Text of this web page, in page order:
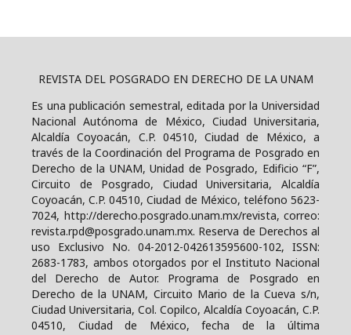
REVISTA DEL POSGRADO EN DERECHO DE LA UNAM
Es una publicación semestral, editada por la Universidad
Nacional Autónoma de México, Ciudad Universitaria,
Alcaldía Coyoacán, C.P. 04510, Ciudad de México, a
través de la Coordinación del Programa de Posgrado en
Derecho de la UNAM, Unidad de Posgrado, Edificio “F”,
Circuito de Posgrado, Ciudad Universitaria, Alcaldía
Coyoacán, C.P. 04510, Ciudad de México, teléfono 5623-
7024, http://derecho.posgrado.unam.mx/revista, correo:
revista.rpd@posgrado.unam.mx. Reserva de Derechos al
uso Exclusivo No. 04-2012-042613595600-102, ISSN:
2683-1783, ambos otorgados por el Instituto Nacional
del Derecho de Autor. Programa de Posgrado en
Derecho de la UNAM, Circuito Mario de la Cueva s/n,
Ciudad Universitaria, Col. Copilco, Alcaldía Coyoacán, C.P.
04510, Ciudad de México, fecha de la última